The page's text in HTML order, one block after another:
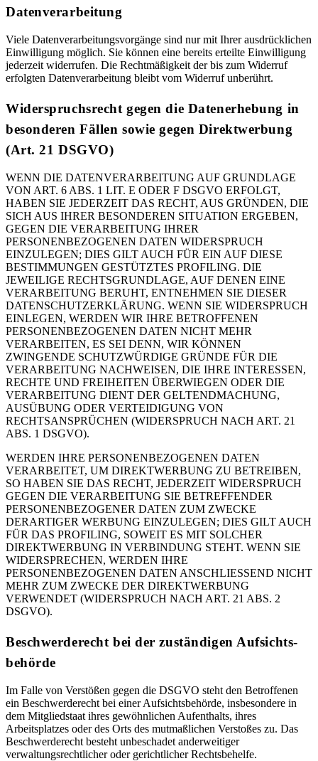
Datenverarbeitung
Viele Datenverarbeitungsvorgänge sind nur mit Ihrer ausdrücklichen
Einwilligung möglich. Sie können eine bereits erteilte Einwilligung
jederzeit widerrufen. Die Rechtmäßigkeit der bis zum Widerruf
erfolgten Datenverarbeitung bleibt vom Widerruf unberührt.
Widerspruchsrecht gegen die Datenerhebung in
besonderen Fällen sowie gegen Direktwerbung
(Art. 21 DSGVO)
WENN DIE DATENVERARBEITUNG AUF GRUNDLAGE
VON ART. 6 ABS. 1 LIT. E ODER F DSGVO ERFOLGT,
HABEN SIE JEDERZEIT DAS RECHT, AUS GRÜNDEN, DIE
SICH AUS IHRER BESONDEREN SITUATION ERGEBEN,
GEGEN DIE VERARBEITUNG IHRER
PERSONENBEZOGENEN DATEN WIDERSPRUCH
EINZULEGEN; DIES GILT AUCH FÜR EIN AUF DIESE
BESTIMMUNGEN GESTÜTZTES PROFILING. DIE
JEWEILIGE RECHTSGRUNDLAGE, AUF DENEN EINE
VERARBEITUNG BERUHT, ENTNEHMEN SIE DIESER
DATENSCHUTZERKLÄRUNG. WENN SIE WIDERSPRUCH
EINLEGEN, WERDEN WIR IHRE BETROFFENEN
PERSONENBEZOGENEN DATEN NICHT MEHR
VERARBEITEN, ES SEI DENN, WIR KÖNNEN
ZWINGENDE SCHUTZWÜRDIGE GRÜNDE FÜR DIE
VERARBEITUNG NACHWEISEN, DIE IHRE INTERESSEN,
RECHTE UND FREIHEITEN ÜBERWIEGEN ODER DIE
VERARBEITUNG DIENT DER GELTENDMACHUNG,
AUSÜBUNG ODER VERTEIDIGUNG VON
RECHTSANSPRÜCHEN (WIDERSPRUCH NACH ART. 21
ABS. 1 DSGVO).
WERDEN IHRE PERSONENBEZOGENEN DATEN
VERARBEITET, UM DIREKTWERBUNG ZU BETREIBEN,
SO HABEN SIE DAS RECHT, JEDERZEIT WIDERSPRUCH
GEGEN DIE VERARBEITUNG SIE BETREFFENDER
PERSONENBEZOGENER DATEN ZUM ZWECKE
DERARTIGER WERBUNG EINZULEGEN; DIES GILT AUCH
FÜR DAS PROFILING, SOWEIT ES MIT SOLCHER
DIREKTWERBUNG IN VERBINDUNG STEHT. WENN SIE
WIDERSPRECHEN, WERDEN IHRE
PERSONENBEZOGENEN DATEN ANSCHLIESSEND NICHT
MEHR ZUM ZWECKE DER DIREKTWERBUNG
VERWENDET (WIDERSPRUCH NACH ART. 21 ABS. 2
DSGVO).
Beschwerde­recht bei der zuständigen Aufsichts­
behörde
Im Falle von Verstößen gegen die DSGVO steht den Betroffenen
ein Beschwerderecht bei einer Aufsichtsbehörde, insbesondere in
dem Mitgliedstaat ihres gewöhnlichen Aufenthalts, ihres
Arbeitsplatzes oder des Orts des mutmaßlichen Verstoßes zu. Das
Beschwerderecht besteht unbeschadet anderweitiger
verwaltungsrechtlicher oder gerichtlicher Rechtsbehelfe.